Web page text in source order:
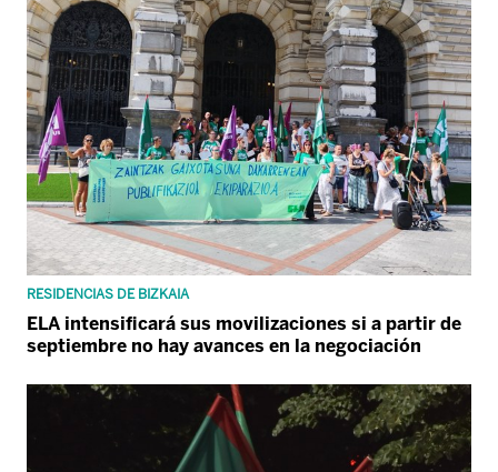
RESIDENCIAS DE BIZKAIA
ELA intensificará sus movilizaciones si a partir de
septiembre no hay avances en la negociación